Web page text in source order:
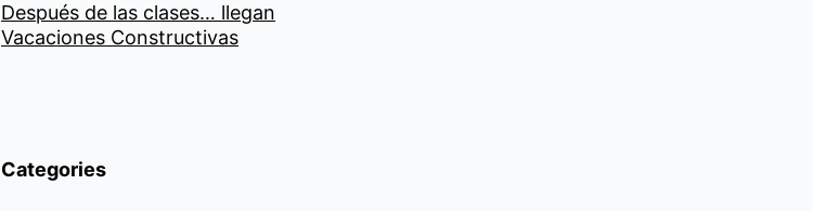
Después de las clases… llegan
Vacaciones Constructivas
Categories